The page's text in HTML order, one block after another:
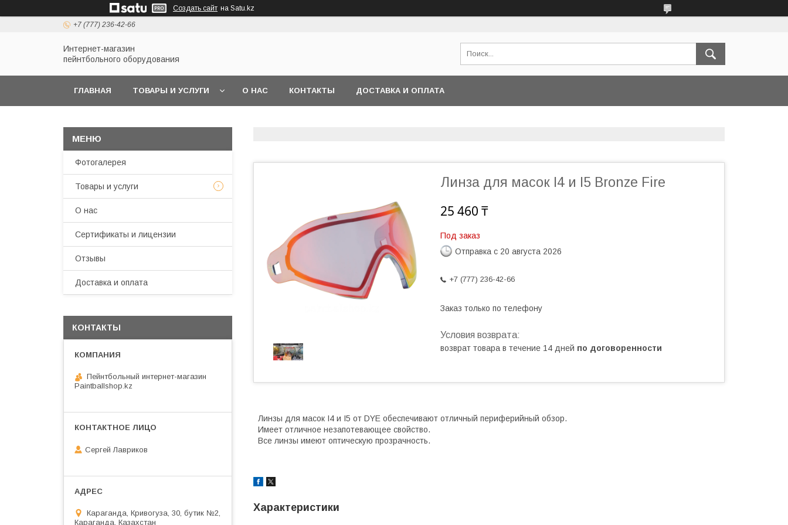
Создать сайт на Satu.kz
+7 (777) 236-42-66
Интернет-магазин
пейнтбольного оборудования
ГЛАВНАЯ ТОВАРЫ И УСЛУГИ О НАС КОНТАКТЫ ДОСТАВКА И ОПЛАТА
Линза для масок I4 и I5 Bronze Fire
25 460 ₸
Под заказ
Отправка с 20 августа 2026
+7 (777) 236-42-66
Заказ только по телефону
возврат товара в течение 14 дней по договоренности
Линзы для масок I4 и I5 от DYE обеспечивают отличный периферийный обзор.
Имеет отличное незапотевающее свойство.
Все линзы имеют оптическую прозрачность.
Характеристики
Фотогалерея
Товары и услуги
О нас
Сертификаты и лицензии
Отзывы
Доставка и оплата
КОНТАКТЫ
Пейнтбольный интернет-магазин
Paintballshop.kz
Сергей Лавриков
Караганда, Кривогуза, 30, бутик №2,
Караганда, Казахстан